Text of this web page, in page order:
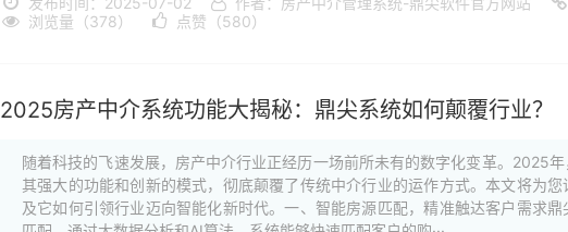
浏览量（378）
点赞（580）
2025房产中介系统功能大揭秘：鼎尖系统如何颠覆行业？
随着科技的飞速发展，房产中介行业正经历一场前所未有的数字化变革。2025
其强大的功能和创新的模式，彻底颠覆了传统中介行业的运作方式。本文将为
及它如何引领行业迈向智能化新时代。一、智能房源匹配，精准触达客户需求